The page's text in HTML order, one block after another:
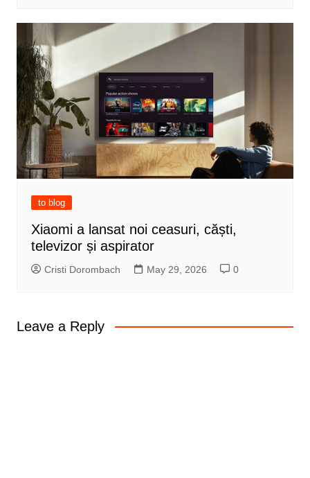
to blog
Xiaomi a lansat noi ceasuri, căști,
televizor și aspirator
Cristi Dorombach May 29, 2026 0
Leave a Reply